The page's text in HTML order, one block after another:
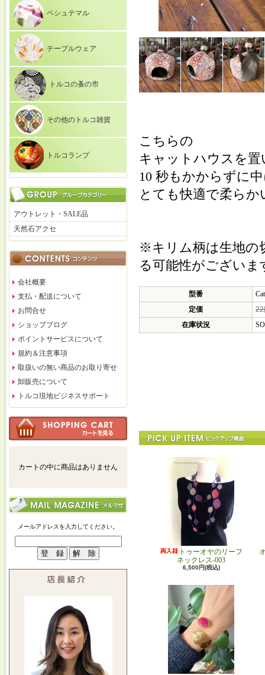
ペシュテマル
テーブルウェア
トルコの蚤の市
その他のトルコ雑貨
トルコランプ
アウトレット・SALE品
天然石アクセ
会社概要
支払・配送について
お問合せ
ショップブログ
ポイントサービスについて
規約＆注意事項
取扱いの無い商品のお取り寄せ
卸販売について
トルコ現地ビジネスサポート
カートの中に商品はありません
メールアドレスを入力してください。
こちらの
キャットハウスを
10 秒もかからずに
とても快適で柔らか
※キリム柄は生地の
る可能性がござい
型番
定価
22
在庫状況
トゥーオヤのリーフ
ネックレス-003
6,500円(税込)